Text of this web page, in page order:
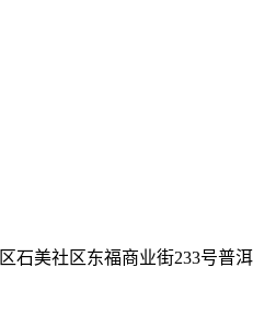
石美社区东福商业街233号普洱